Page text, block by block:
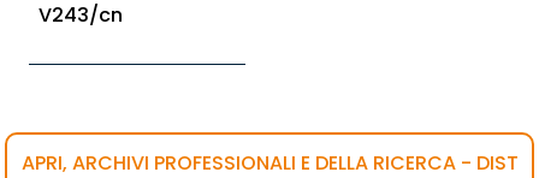
V243/cn
APRI, ARCHIVI PROFESSIONALI E DELLA RICERCA - DIST